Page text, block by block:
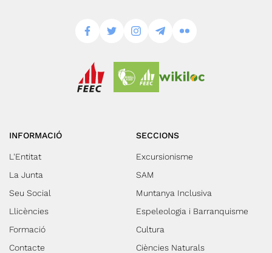
INFORMACIÓ
L'Entitat
La Junta
Seu Social
Llicències
Formació
Contacte
SECCIONS
Excursionisme
SAM
Muntanya Inclusiva
Espeleologia i Barranquisme
Cultura
Ciències Naturals